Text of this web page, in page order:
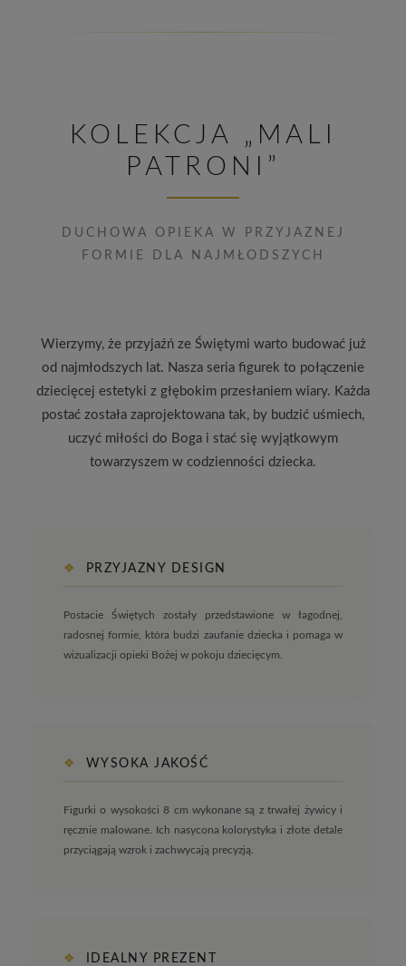
KOLEKCJA „MALI
PATRONI”
DUCHOWA OPIEKA W PRZYJAZNEJ
FORMIE DLA NAJMŁODSZYCH
Wierzymy, że przyjaźń ze Świętymi warto budować już
od najmłodszych lat. Nasza seria figurek to połączenie
dziecięcej estetyki z głębokim przesłaniem wiary. Każda
postać została zaprojektowana tak, by budzić uśmiech,
uczyć miłości do Boga i stać się wyjątkowym
towarzyszem w codzienności dziecka.
❖ PRZYJAZNY DESIGN
Postacie Świętych zostały przedstawione w łagodnej,
radosnej formie, która budzi zaufanie dziecka i pomaga w
wizualizacji opieki Bożej w pokoju dziecięcym.
❖ WYSOKA JAKOŚĆ
Figurki o wysokości 8 cm wykonane są z trwałej żywicy i
ręcznie malowane. Ich nasycona kolorystyka i złote detale
przyciągają wzrok i zachwycają precyzją.
❖ IDEALNY PREZENT